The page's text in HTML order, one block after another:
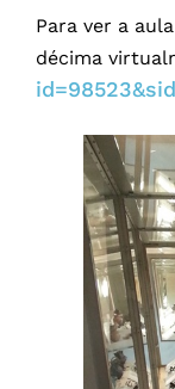
Para ver a aula
décima